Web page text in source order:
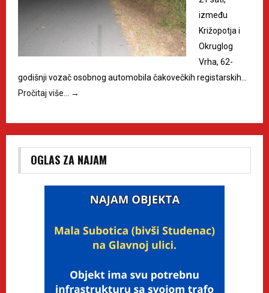
između
Križopotja i
Okruglog
Vrha, 62-
godišnji vozač osobnog automobila čakovečkih registarskih…
Pročitaj više… →
OGLAS ZA NAJAM